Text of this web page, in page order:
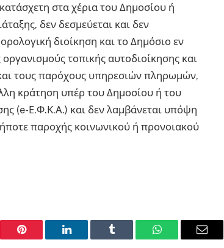
στα χέρια του Δημοσίου ή
δεν δεσμεύεται και δεν
διοίκηση και το Δημόσιο εν
τοπικής αυτοδιοίκησης και
τους παρόχους υπηρεσιών πληρωμών,
κράτηση υπέρ του Δημοσίου ή του
(e-Ε.Φ.Κ.Α.) και δεν λαμβάνεται υπόψη
παροχής κοινωνικού ή προνοιακού
Pinterest LinkedIn Tumblr WhatsAppEmail